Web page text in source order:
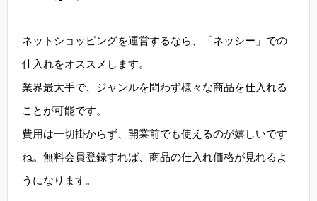
ネットショッピングを運営するなら、「ネッシー」での
仕入れをオススメします。
業界最大手で、ジャンルを問わず様々な商品を仕入れる
ことが可能です。
費用は一切掛からず、開業前でも使えるのが嬉しいです
ね。無料会員登録すれば、商品の仕入れ価格が見れるよ
うになります。